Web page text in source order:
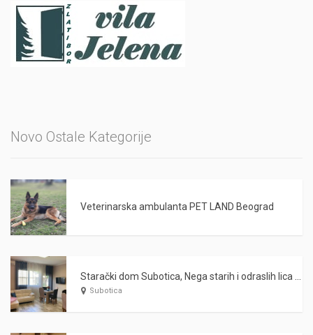
Novo Ostale Kategorije
Veterinarska ambulanta PET LAND Beograd
Subotica